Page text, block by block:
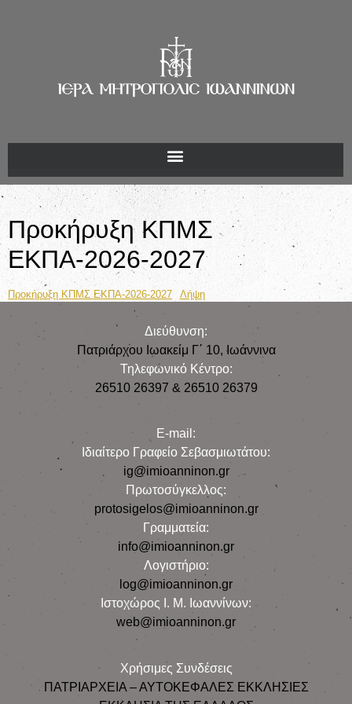
Προκήρυξη ΚΠΜΣ
ΕΚΠΑ-2026-2027
Προκήρυξη ΚΠΜΣ ΕΚΠΑ-2026-2027 Λήψη
Διεύθυνση:
Πατριάρχου Ιωακείμ Γ΄ 10, Iωάννινα
Τηλεφωνικό Κέντρο:
26510 26397 & 26510 26379
E-mail:
Iδιαίτερο Γραφείο Σεβασμιωτάτου:
ig@imioanninon.gr
Πρωτοσύγκελλος:
protosigelos@imioanninon.gr
Γραμματεία:
info@imioanninon.gr
Λογιστήριο:
log@imioanninon.gr
Ιστοχώρος Ι. Μ. Ιωαννίνων:
web@imioanninon.gr
Χρήσιμες Συνδέσεις
ΠΑΤΡΙΑΡΧΕΙΑ – ΑΥΤΟΚΕΦΑΛΕΣ ΕΚΚΛΗΣΙΕΣ